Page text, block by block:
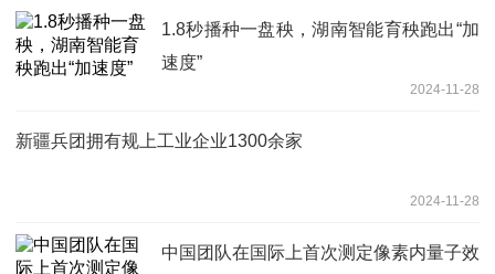
1.8秒播种一盘秧，湖南智能育秧跑出“加
速度”
2024-11-28
新疆兵团拥有规上工业企业1300余家
2024-11-28
中国团队在国际上首次测定像素内量子效